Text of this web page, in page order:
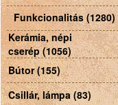
Funkcionalitás (1280)
Kerámia, népi
cserép (1056)
Bútor (155)
Csillár, lámpa (83)